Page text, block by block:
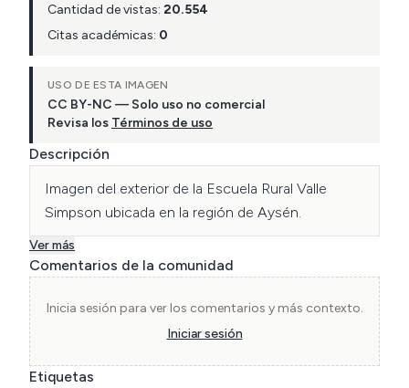
Cantidad de vistas: 20.554
Citas académicas: 0
USO DE ESTA IMAGEN
CC BY-NC — Solo uso no comercial
Revisa los Términos de uso
Descripción
Imagen del exterior de la Escuela Rural Valle
Simpson ubicada en la región de Aysén.
Ver más
Comentarios de la comunidad
Inicia sesión para ver los comentarios y más contexto.
Iniciar sesión
Etiquetas